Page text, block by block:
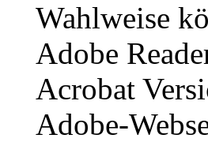
Wahlweise
Adobe
Acrobat
Adobe-